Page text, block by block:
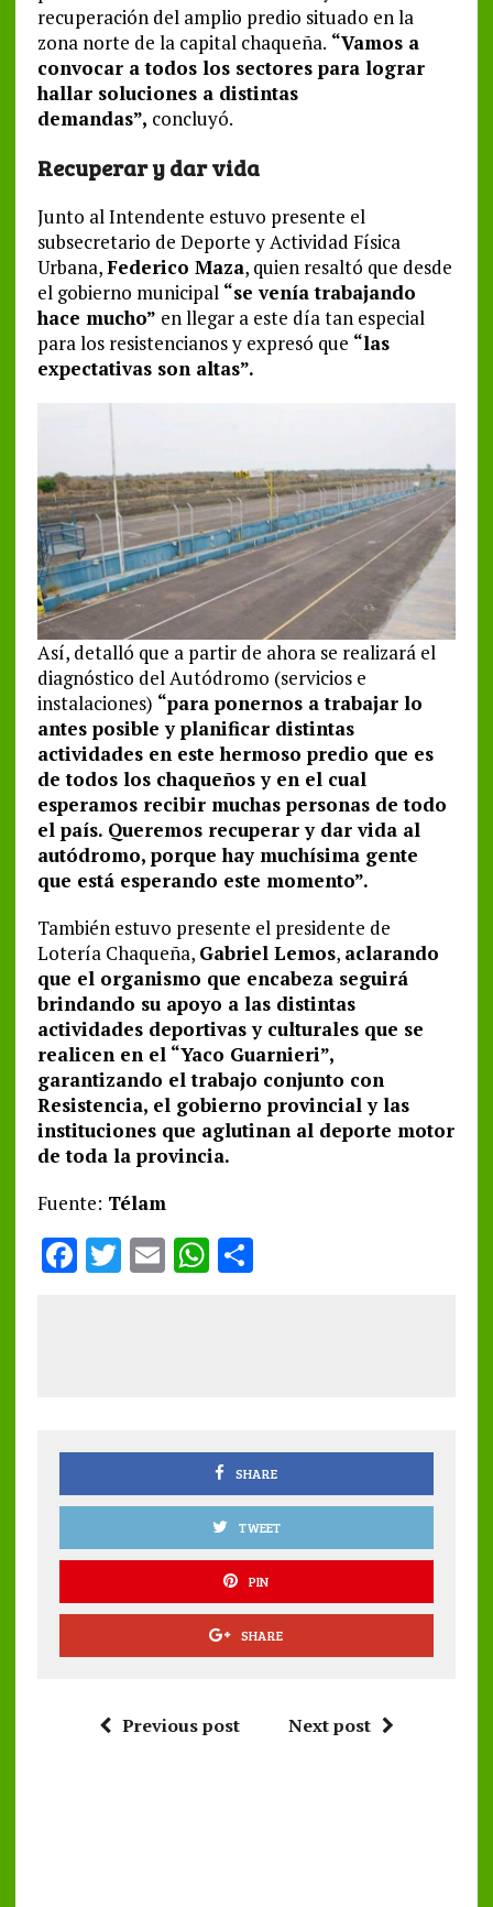
recuperación del amplio predio situado en la
zona norte de la capital chaqueña. “Vamos a
convocar a todos los sectores para lograr
hallar soluciones a distintas
demandas”, concluyó.
Recuperar y dar vida
Junto al Intendente estuvo presente el
subsecretario de Deporte y Actividad Física
Urbana,Federico Maza, quien resaltó que desde
el gobierno municipal “se venía trabajando
hace mucho” en llegar a este día tan especial
para los resistencianos y expresó que “las
expectativas son altas”.
Así, detalló que a partir de ahora se realizará el
diagnóstico del Autódromo (servicios e
instalaciones) “para ponernos a trabajar lo
antes posible y planificar distintas
actividades en este hermoso predio que es
de todos los chaqueños y en el cual
esperamos recibir muchas personas de todo
el país. Queremos recuperar y dar vida al
autódromo, porque hay muchísima gente
que está esperando este momento”.
También estuvo presente el presidente de
Lotería Chaqueña, Gabriel Lemos, aclarando
que el organismo que encabeza seguirá
brindando su apoyo a las distintas
actividades deportivas y culturales que se
realicen en el “Yaco Guarnieri”,
garantizando el trabajo conjunto con
Resistencia, el gobierno provincial y las
instituciones que aglutinan al deporte motor
de toda la provincia.
Fuente: Télam
F
k
T E W
p
S
SHARE
TWEET
PIN
SHARE
Previous post Next post